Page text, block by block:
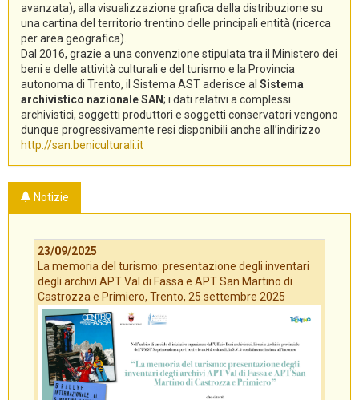
avanzata), alla visualizzazione grafica della distribuzione su
una cartina del territorio trentino delle principali entità (ricerca
per area geografica).
Dal 2016, grazie a una convenzione stipulata tra il Ministero dei
beni e delle attività culturali e del turismo e la Provincia
autonoma di Trento, il Sistema AST aderisce al Sistema
archivistico nazionale SAN; i dati relativi a complessi
archivistici, soggetti produttori e soggetti conservatori vengono
dunque progressivamente resi disponibili anche all’indirizzo
http://san.beniculturali.it
Notizie
23/09/2025
La memoria del turismo: presentazione degli inventari
degli archivi APT Val di Fassa e APT San Martino di
Castrozza e Primiero, Trento, 25 settembre 2025